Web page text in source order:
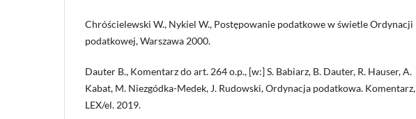
Chróścielewski W., Nykiel W., Postępowanie podatkowe w świetle Ordynacji
podatkowej, Warszawa 2000.
Dauter B., Komentarz do art. 264 o.p., [w:] S. Babiarz, B. Dauter, R. Hauser, A.
Kabat, M. Niezgódka-Medek, J. Rudowski, Ordynacja podatkowa. Komentarz,
LEX/el. 2019.